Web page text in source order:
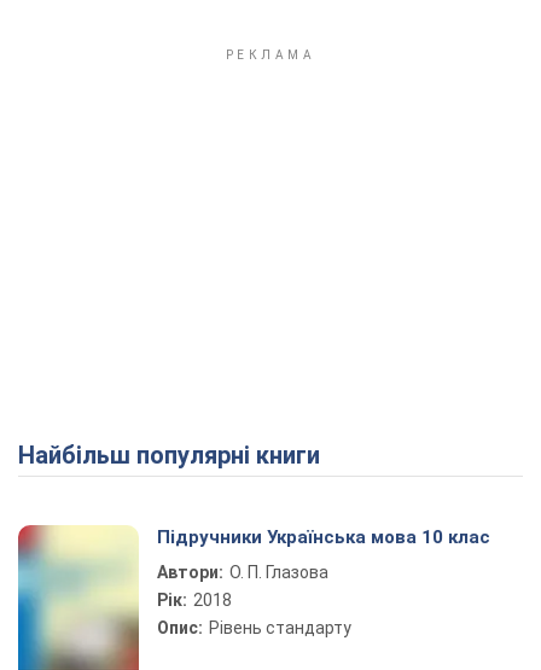
Найбільш популярні книги
Підручники Українська мова 10 клас
Автори: О. П. Глазова
Рік: 2018
Опис: Рівень стандарту